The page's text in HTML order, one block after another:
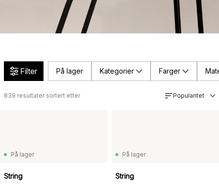
Filter På lager Kategorier Farger
839 resultater sortert etter Popularitet
På lager
String
På lager
String